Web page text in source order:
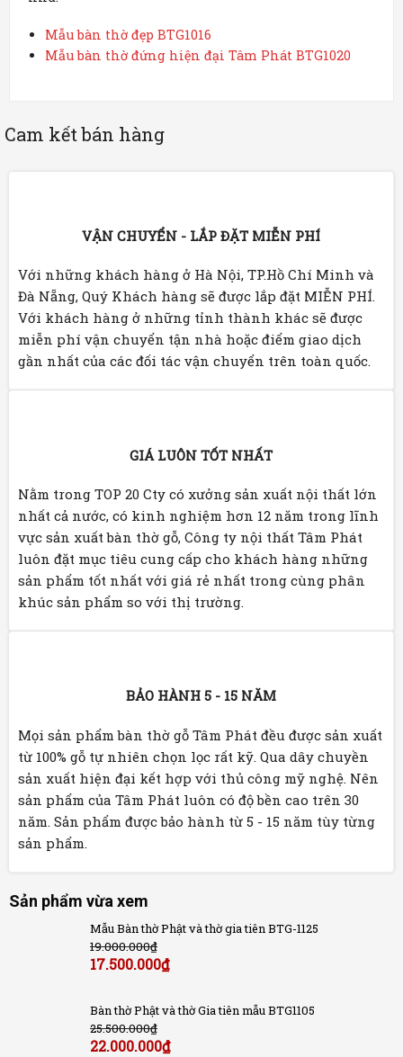
Mẫu bàn thờ đẹp BTG1016
Mẫu bàn thờ đứng hiện đại Tâm Phát BTG1020
Cam kết bán hàng
VẬN CHUYỂN - LẮP ĐẶT MIỄN PHÍ
Với những khách hàng ở Hà Nội, TP.Hồ Chí Minh và
Đà Nẵng, Quý Khách hàng sẽ được lắp đặt MIỄN PHÍ.
Với khách hàng ở những tỉnh thành khác sẽ được
miễn phí vận chuyển tận nhà hoặc điểm giao dịch
gần nhất của các đối tác vận chuyển trên toàn quốc.
GIÁ LUÔN TỐT NHẤT
Nằm trong TOP 20 Cty có xưởng sản xuất nội thất lớn
nhất cả nước, có kinh nghiệm hơn 12 năm trong lĩnh
vực sản xuất bàn thờ gỗ, Công ty nội thất Tâm Phát
luôn đặt mục tiêu cung cấp cho khách hàng những
sản phẩm tốt nhất với giá rẻ nhất trong cùng phân
khúc sản phẩm so với thị trường.
BẢO HÀNH 5 - 15 NĂM
Mọi sản phẩm bàn thờ gỗ Tâm Phát đều được sản xuất
từ 100% gỗ tự nhiên chọn lọc rất kỹ. Qua dây chuyền
sản xuất hiện đại kết hợp với thủ công mỹ nghệ. Nên
sản phẩm của Tâm Phát luôn có độ bền cao trên 30
năm. Sản phẩm được bảo hành từ 5 - 15 năm tùy từng
sản phẩm.
Sản phẩm vừa xem
Mẫu Bàn thờ Phật và thờ gia tiên BTG-1125
19.000.000₫
17.500.000₫
Bàn thờ Phật và thờ Gia tiên mẫu BTG1105
25.500.000₫
22.000.000₫